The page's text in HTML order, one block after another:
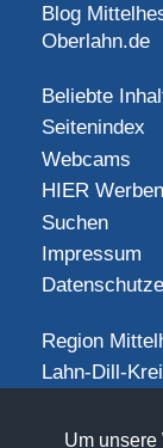
Um unsere
Blog
Oberlahn.de
Beliebte
Seitenindex
Webcams
HIER Werben
Suchen
Impressum
Region
Lahn-Dill-
Landkreis